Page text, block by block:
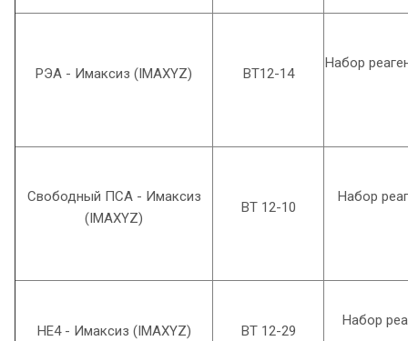
РЭА - Имаксиз (IMAXYZ) ВТ12-14
Набор
Свободный ПСА - Имаксиз
(IMAXYZ)
ВТ 12-10
Набор
HE4 - Имаксиз (IMAXYZ) ВТ 12-29
Набор